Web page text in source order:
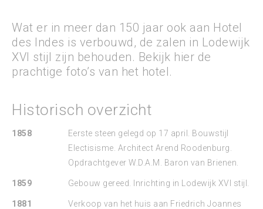
Wat er in meer dan 150 jaar ook aan Hotel
des Indes is verbouwd, de zalen in Lodewijk
XVI stijl zijn behouden. Bekijk hier de
prachtige foto’s van het hotel.
Historisch overzicht
1858
Eerste steen gelegd op 17 april. Bouwstijl
Electisisme. Architect Arend Roodenburg.
Opdrachtgever W.D.A.M. Baron van Brienen.
1859 Gebouw gereed. Inrichting in Lodewijk XVI stijl.
1881
Verkoop van het huis aan Friedrich Joannes